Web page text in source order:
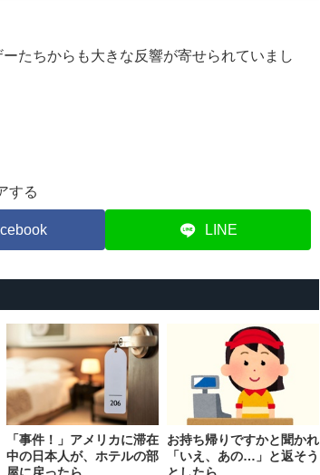
たちからも大きな反響が寄せられていまし
する
LINE
「事件！」アメリカに滞在
中の日本人が、ホテルの部
お持ち帰りですかと聞かれ
「いえ、あの…」と返そう